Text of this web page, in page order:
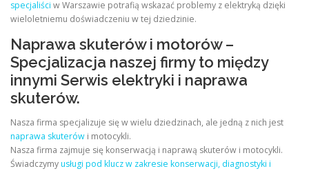
specjaliści w Warszawie potrafią wskazać problemy z elektryką dzięki
wieloletniemu doświadczeniu w tej dziedzinie.
Naprawa skuterów i motorów –
Specjalizacja naszej firmy to między
innymi Serwis elektryki i naprawa
skuterów.
Nasza firma specjalizuje się w wielu dziedzinach, ale jedną z nich jest
naprawa skuterów i motocykli.
Nasza firma zajmuje się konserwacją i naprawą skuterów i motocykli.
Świadczymyusługi pod klucz w zakresie konserwacji, diagnostyki i